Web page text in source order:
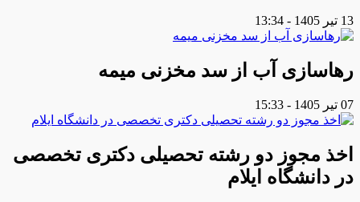
13 تیر 1405 - 13:34
رهاسازی آب از سد مخزنی میمه
07 تیر 1405 - 15:33
اخذ مجوز دو رشته تحصیلی دکتری تخصصی
در دانشگاه ایلام